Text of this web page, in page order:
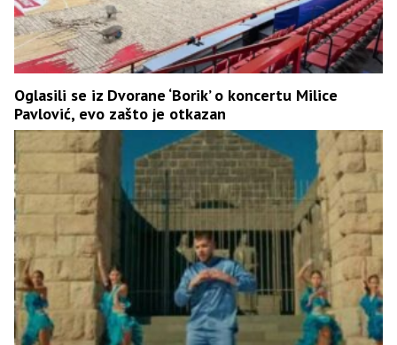
Oglasili se iz Dvorane ‘Borik’ o koncertu Milice
Pavlović, evo zašto je otkazan